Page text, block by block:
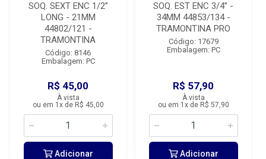
SOQ. SEXT ENC 1/2”
LONG - 21MM
44802/121 -
TRAMONTINA
Código: 8146
Embalagem: PC
R$ 45,00
À vista
ou em 1x de R$ 45,00
Adicionar
SOQ. EST ENC 3/4” -
34MM 44853/134 -
TRAMONTINA PRO
Código: 17679
Embalagem: PC
R$ 57,90
À vista
ou em 1x de R$ 57,90
Adicionar